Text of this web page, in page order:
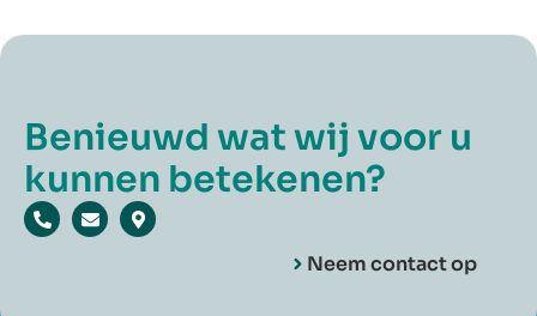
Benieuwd wat wij voor u
kunnen betekenen?
Neem contact op